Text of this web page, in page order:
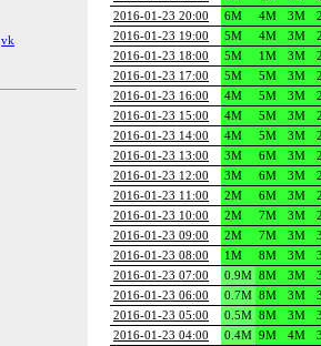
vk
2016-01-23 20:00
6M 4M 3M
2016-01-23 19:00
5M 4M 3M
2016-01-23 18:00
5M 1M 3M
2016-01-23 17:00
5M 5M 3M
2016-01-23 16:00
4M 5M 3M
2016-01-23 15:00
4M 5M 3M
2016-01-23 14:00
4M 5M 3M
2016-01-23 13:00
3M 6M 3M
2016-01-23 12:00
3M 6M 3M
2016-01-23 11:00
2M 6M 3M
2016-01-23 10:00
2M 7M 3M
2016-01-23 09:00
2M 7M 3M
2016-01-23 08:00
1M 8M 3M
2016-01-23 07:00
0.9M 8M 3M
2016-01-23 06:00
0.7M 8M 3M
2016-01-23 05:00
0.5M 8M 3M
2016-01-23 04:00
0.4M 9M 4M